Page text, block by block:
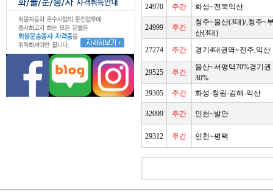
24970
주간 화성~전북익산
24999 주간
청주~울산(3대)/,청주~
산(3대)
27274
주간 경기4대권역~전주,익산
29525 주간
울산~서평택70%경기권
30%
29305
주간 화성-창원-김해-익산
32099 주간 인천~발안
29312 주간 인천~평택